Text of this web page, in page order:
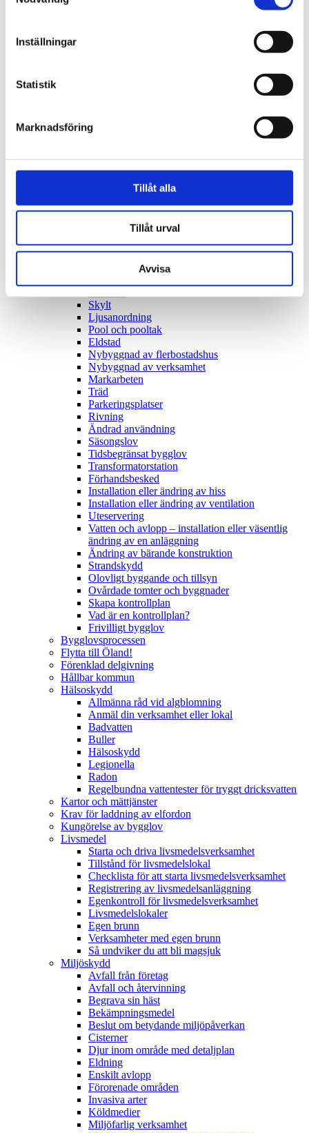
Inställningar
Statistik
Marknadsföring
Tillåt alla
Tillåt urval
Avvisa
Stöd för att komma tillbaka till arbetslivet
Budget och skuldrådgivning
Arbetslöshet
Bygga nytt, ändra eller riva
Nybyggnad en- och tvåbostadshus
Tillbyggnad
Fasadändring
Mur
Skylt
Ljusanordning
Pool och pooltak
Eldstad
Nybyggnad av flerbostadshus
Nybyggnad av verksamhet
Markarbeten
Träd
Parkeringsplatser
Rivning
Ändrad användning
Säsongslov
Tidsbegränsat bygglov
Transformatorstation
Förhandsbesked
Installation eller ändring av hiss
Installation eller ändring av ventilation
Uteservering
Vatten och avlopp – installation eller väsentlig
ändring av en anläggning
Ändring av bärande konstruktion
Strandskydd
Olovligt byggande och tillsyn
Ovårdade tomter och byggnader
Skapa kontrollplan
Vad är en kontrollplan?
Frivilligt bygglov
Bygglovsprocessen
Flytta till Öland!
Förenklad delgivning
Hållbar kommun
Hälsoskydd
Allmänna råd vid algblomning
Anmäl din verksamhet eller lokal
Badvatten
Buller
Hälsoskydd
Legionella
Radon
Regelbundna vattentester för tryggt dricksvatten
Kartor och mättjänster
Krav för laddning av elfordon
Kungörelse av bygglov
Livsmedel
Starta och driva livsmedelsverksamhet
Tillstånd för livsmedelslokal
Checklista för att starta livsmedelsverksamhet
Registrering av livsmedelsanläggning
Egenkontroll för livsmedelsverksamhet
Livsmedelslokaler
Egen brunn
Verksamheter med egen brunn
Så undviker du att bli magsjuk
Miljöskydd
Avfall från företag
Avfall och återvinning
Begrava sin häst
Bekämpningsmedel
Beslut om betydande miljöpåverkan
Cisterner
Djur inom område med detaljplan
Eldning
Enskilt avlopp
Förorenade områden
Invasiva arter
Köldmedier
Miljöfarlig verksamhet